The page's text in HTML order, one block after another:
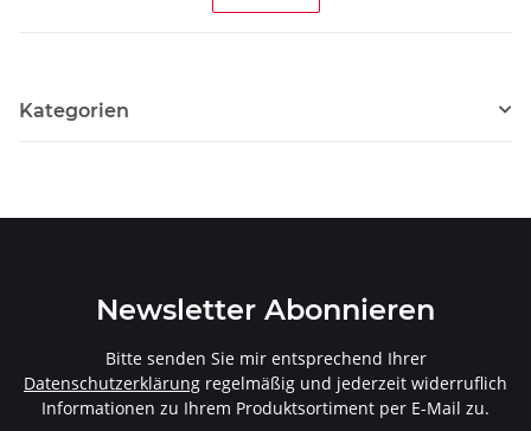
Kategorien
Newsletter Abonnieren
Bitte senden Sie mir entsprechend Ihrer
Datenschutzerklärung regelmäßig und jederzeit widerruflich
Informationen zu Ihrem Produktsortiment per E-Mail zu.